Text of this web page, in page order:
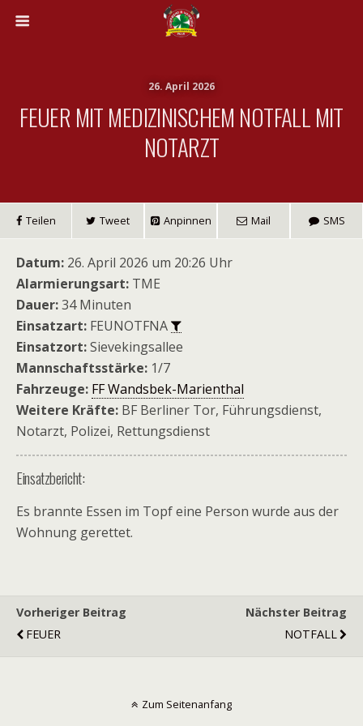
26. April 2026
FEUER MIT MEDIZINISCHEM NOTFALL MIT
NOTARZT
Teilen Tweet Anpinnen Mail SMS
Datum: 26. April 2026 um 20:26 Uhr
Alarmierungsart: TME
Dauer:34 Minuten
Einsatzart: FEUNOTFNA
Einsatzort:Sievekingsallee
Mannschaftsstärke: 1/7
Fahrzeuge: FF Wandsbek-Marienthal
Weitere Kräfte: BF Berliner Tor, Führungsdienst,
Notarzt, Polizei, Rettungsdienst
Einsatzbericht:
Es brannte Essen im Topf eine Person wurde aus der
Wohnung gerettet.
Vorheriger Beitrag
FEUER
Nächster Beitrag
NOTFALL
Zum Seitenanfang